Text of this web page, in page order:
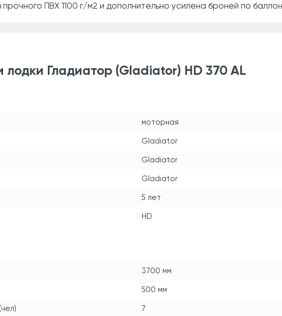
прочного ПВХ 1100 г/м2 и дополнительно усилена броней по
лодки Гладиатор (Gladiator) HD 370 AL
моторная
Gladiator
Gladiator
Gladiator
5 лет
HD
3700 мм
500 мм
7